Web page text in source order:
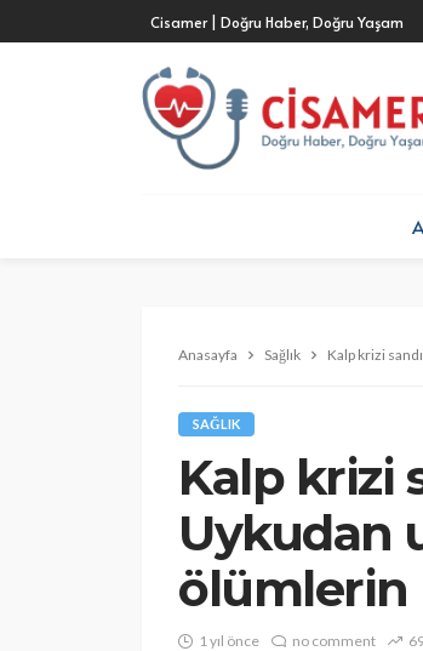
Cisamer | Doğru Haber, Doğru Yaşam
Anasayfa Sağlık Kalp krizi
SAĞLIK
Kalp krizi
Uykudan
ölümlerin
1 yıl önce no comment